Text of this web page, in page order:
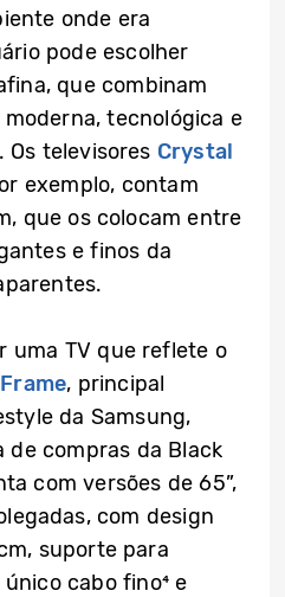
onde era
pode escolher
que combinam
tecnológica e
televisores Crystal
exemplo, contam
que os colocam entre
e finos da
uma TV que reflete o
, principal
da Samsung,
de compras da Black
com versões de 65”,
com design
suporte para
cabo fino⁴ e